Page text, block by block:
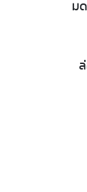
ม